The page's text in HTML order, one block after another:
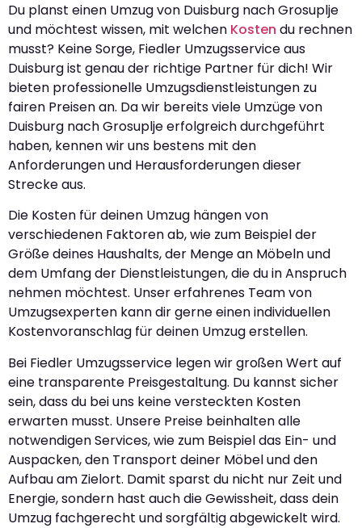
Du planst einen Umzug von Duisburg nach Grosuplje
und möchtest wissen, mit welchen Kosten du rechnen
musst? Keine Sorge, Fiedler Umzugsservice aus
Duisburg ist genau der richtige Partner für dich! Wir
bieten professionelle Umzugsdienstleistungen zu
fairen Preisen an. Da wir bereits viele Umzüge von
Duisburg nach Grosuplje erfolgreich durchgeführt
haben, kennen wir uns bestens mit den
Anforderungen und Herausforderungen dieser
Strecke aus.
Die Kosten für deinen Umzug hängen von
verschiedenen Faktoren ab, wie zum Beispiel der
Größe deines Haushalts, der Menge an Möbeln und
dem Umfang der Dienstleistungen, die du in Anspruch
nehmen möchtest. Unser erfahrenes Team von
Umzugsexperten kann dir gerne einen individuellen
Kostenvoranschlag für deinen Umzug erstellen.
Bei Fiedler Umzugsservice legen wir großen Wert auf
eine transparente Preisgestaltung. Du kannst sicher
sein, dass du bei uns keine versteckten Kosten
erwarten musst. Unsere Preise beinhalten alle
notwendigen Services, wie zum Beispiel das Ein- und
Auspacken, den Transport deiner Möbel und den
Aufbau am Zielort. Damit sparst du nicht nur Zeit und
Energie, sondern hast auch die Gewissheit, dass dein
Umzug fachgerecht und sorgfältig abgewickelt wird.